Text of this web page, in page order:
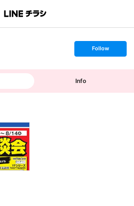
s
t
o
Follow
Info